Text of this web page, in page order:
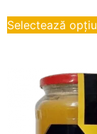
Selectează